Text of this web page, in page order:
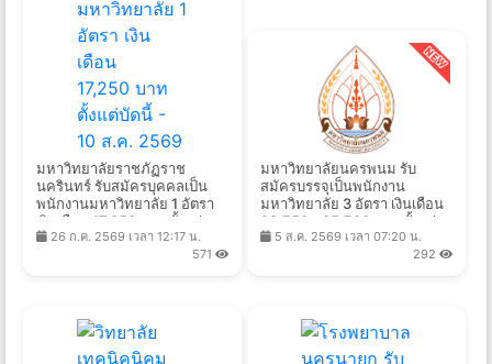
มหาวิทยาลัยราชภัฏราช
นครินทร์ รับสมัครบุคคลเป็น
พนักงานมหาวิทยาลัย 1 อัตรา
เงินเดือน 17,250 บาท ตั้งแต่
บัดนี้ - 10 ส.ค. 2569
26 ก.ค. 2569 เวลา 12:17 น.
571
มหาวิทยาลัยนครพนม รับ
สมัครบรรจุเป็นพนักงาน
มหาวิทยาลัย 3 อัตรา เงินเดือน
29,750 - 35,700 บาท ตั้งแต่
บัดนี้ - 21 ส.ค. 2569
5 ส.ค. 2569 เวลา 07:20 น.
292